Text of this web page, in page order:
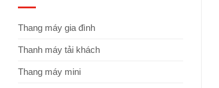
Thang máy gia đình
Thanh máy tải khách
Thang máy mini